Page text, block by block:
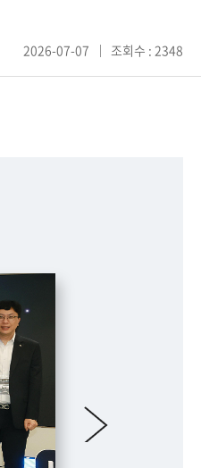
2026-07-07 조회수 : 2348